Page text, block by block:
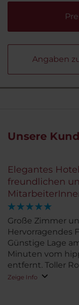
Angaben
Unsere
Elegantes
freundlichen
Große Zimmer
Hervorragendes
Günstige Lage
Minuten vom
entfernt. Toller
über
Zeige Info